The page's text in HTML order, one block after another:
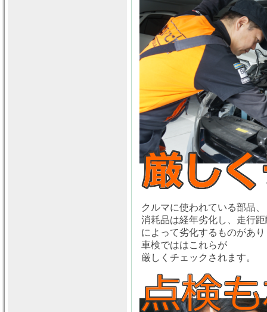
クルマに使われている部品、
消耗品は経年劣化し、走行距
によって劣化するものがあり
車検でははこれらが
厳しくチェックされます。